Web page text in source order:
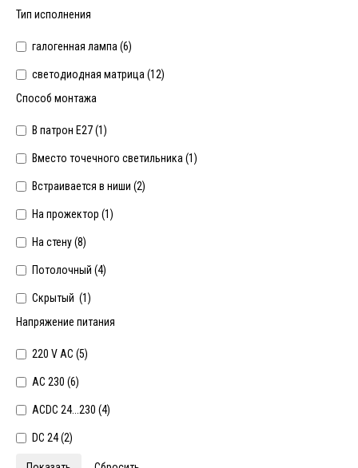
Тип исполнения
галогенная лампа (6)
светодиодная матрица (12)
Способ монтажа
В патрон Е27 (1)
Вместо точечного светильника (1)
Встраивается в ниши (2)
На прожектор (1)
На стену (8)
Потолочный (4)
Скрытый (1)
Напряжение питания
220 V АС (5)
AC 230 (6)
ACDC 24...230 (4)
DC 24 (2)